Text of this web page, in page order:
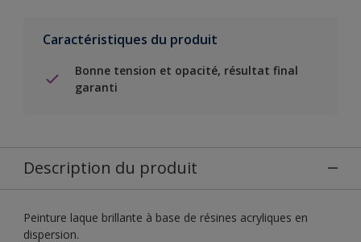
Caractéristiques du produit
Bonne tension et opacité, résultat final
garanti
Description du produit
Peinture laque brillante à base de résines acryliques en
dispersion.